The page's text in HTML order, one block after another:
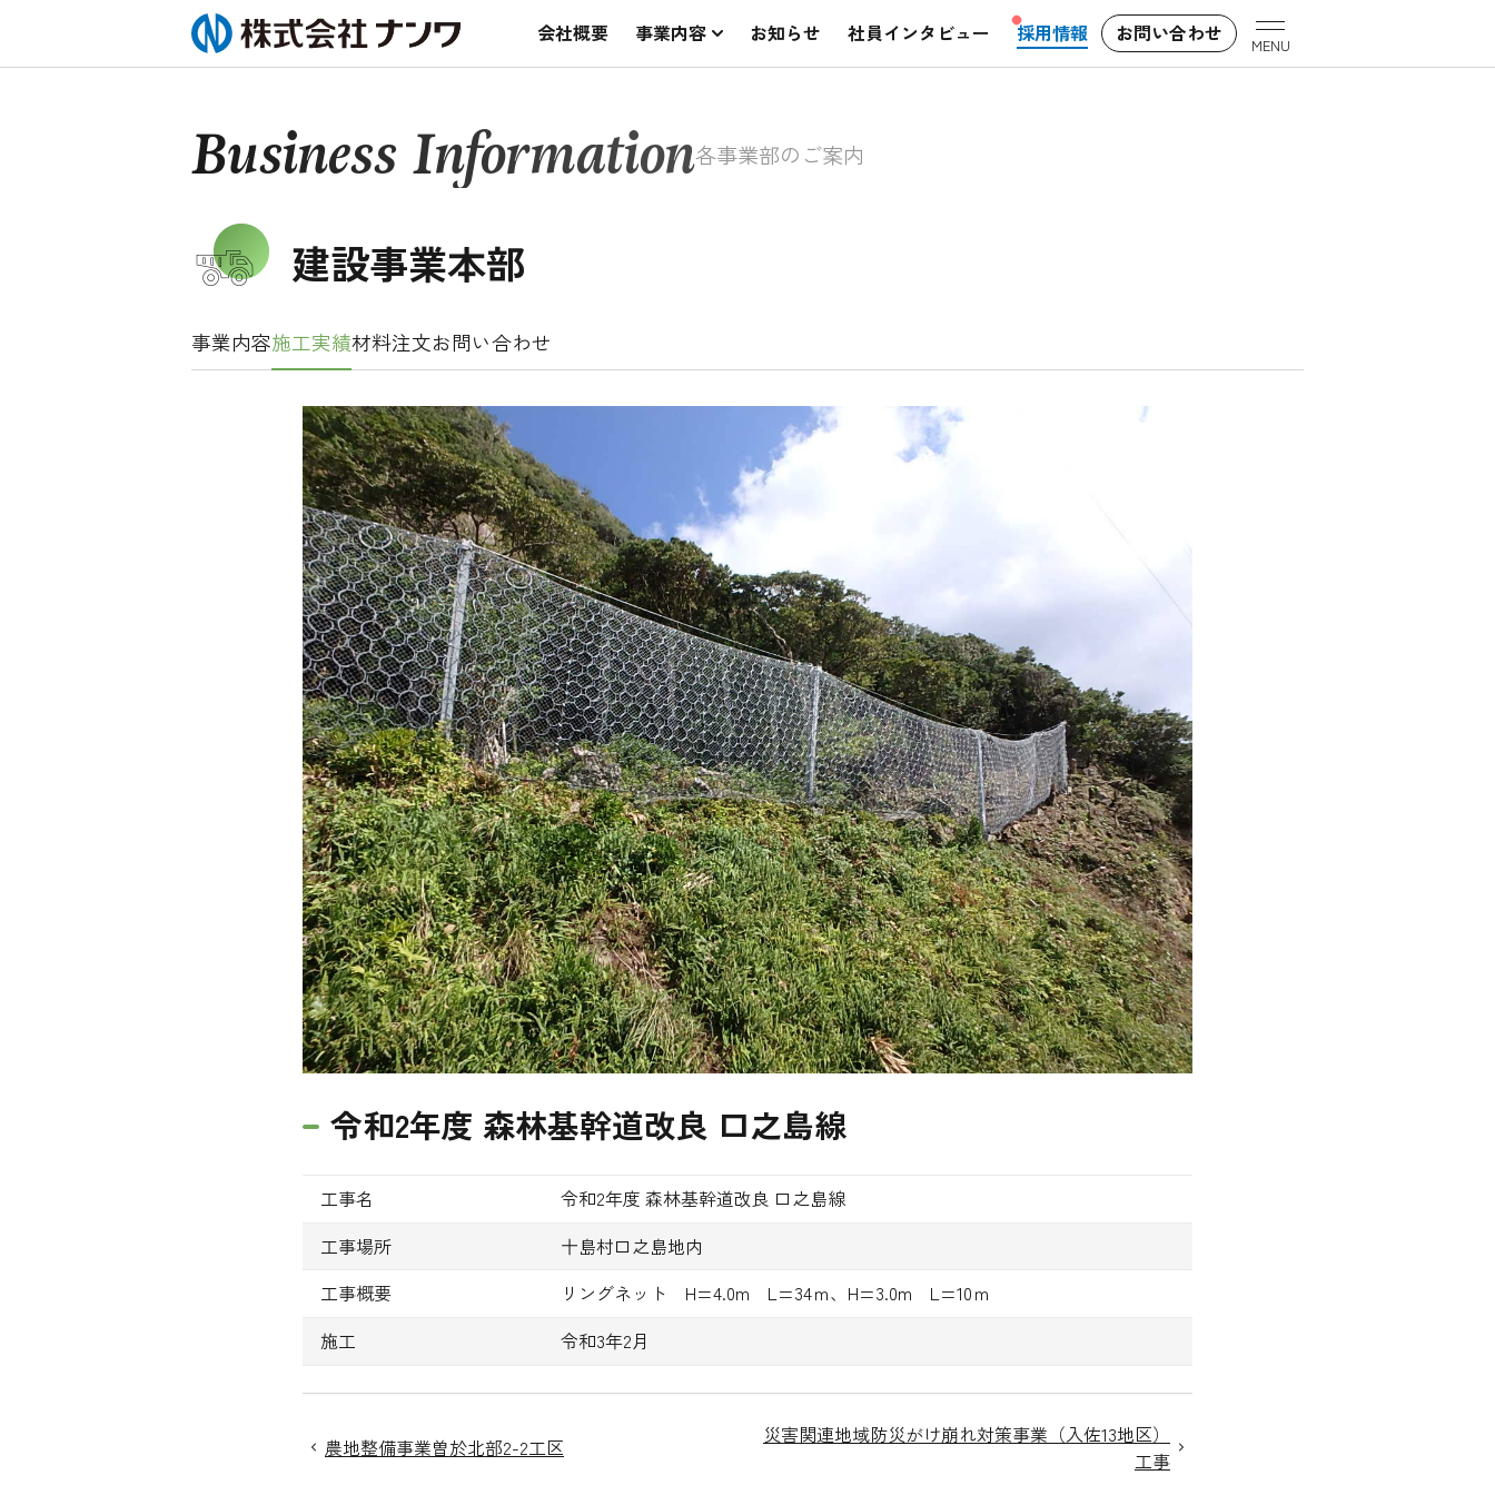
会社概要 事業内容 お知らせ 社員インタビュー 採用情報 お問い合わせ MENU
Business Information各事業部のご案内
建設事業本部
事業内容施工実績材料注文お問い合わせ
令和2年度 森林基幹道改良 口之島線
工事名
令和2年度 森林基幹道改良 口之島線
工事場所
十島村口之島地内
工事概要
リングネット H=4.0m L=34ｍ、H=3.0m L=10ｍ
施工
令和3年2月
農地整備事業曽於北部2-2工区
災害関連地域防災がけ崩れ対策事業（入佐13地区）
工事